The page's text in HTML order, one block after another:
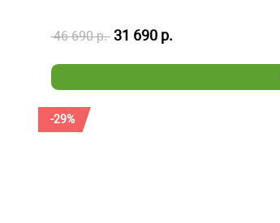
46 690 р. 31 690 р.
-29%